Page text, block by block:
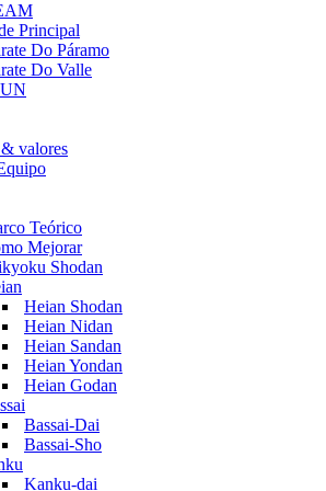
Principal
Do Páramo
Do Valle
valores
Teórico
Mejorar
Shodan
Heian Shodan
Heian Nidan
Heian Sandan
Heian Yondan
Heian Godan
Bassai-Dai
Bassai-Sho
Kanku-dai